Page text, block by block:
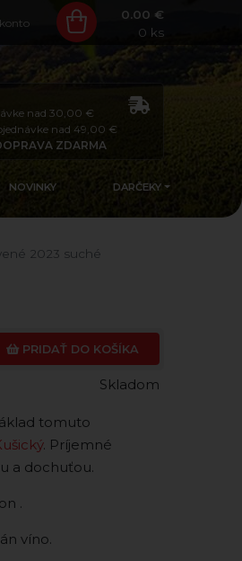
0.00 €
0 ks
nad 30,00 €
nad 49,00 €
ZDARMA
NOVINKY DARČEKY
2023 suché
PRIDAŤ DO KOŠÍKA
Skladom
tomuto
. Príjemné
a dochuťou.
.
víno.